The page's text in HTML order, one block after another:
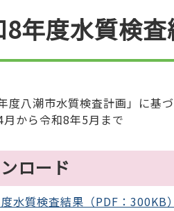
8年度水質検
度八潮市水質検査計画」に基
から令和8年5月まで
ロード
水質検査結果（PDF：300KB）